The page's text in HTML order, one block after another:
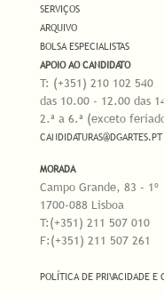
SERVIÇOS
ARQUIVO
BOLSA ESPECIALISTAS
APOIO AO CANDIDATO
T: (+351) 210 102 540
das 10.00 - 12.00 das
2.ª a 6.ª (exceto
CANDIDATURAS@DGARTES.PT
MORADA
Campo Grande, 83 - 1º
1700-088 Lisboa
T:(+351) 211 507 010
F:(+351) 211 507 261
POLÍTICA DE PRIVACIDADE E